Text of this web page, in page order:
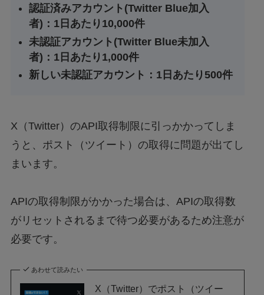
認証済みアカウント(Twitter Blue加入
者)：1日あたり10,000件
未認証アカウント(Twitter Blue未加入
者)：1日あたり1,000件
新しい未認証アカウント：1日あたり500件
X（Twitter）のAPI取得制限に引っかかってしま
うと、ポスト（ツイート）の取得に問題が出てし
まいます。
APIの取得制限がかかった場合は、APIの取得数
がリセットされるまで待つ必要があるため注意が
必要です。
あわせて読みたい
X（Twitter）でポスト（ツイー